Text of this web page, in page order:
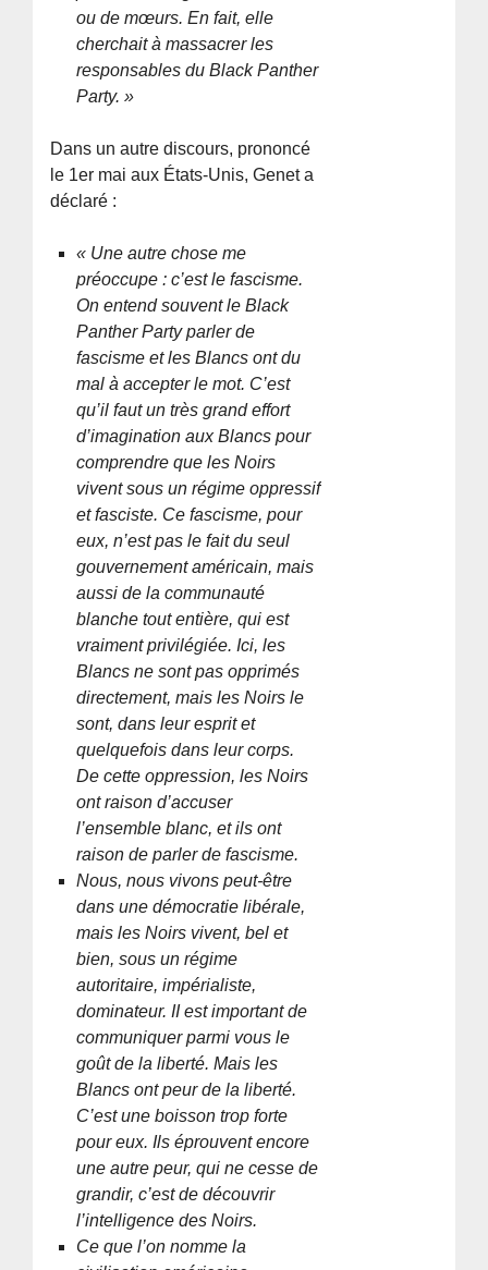
ou de mœurs. En fait, elle
cherchait à massacrer les
responsables du Black Panther
Party. »
Dans un autre discours, prononcé
le 1er mai aux États-Unis, Genet a
déclaré :
« Une autre chose me
préoccupe : c’est le fascisme.
On entend souvent le Black
Panther Party parler de
fascisme et les Blancs ont du
mal à accepter le mot. C’est
qu’il faut un très grand effort
d’imagination aux Blancs pour
comprendre que les Noirs
vivent sous un régime oppressif
et fasciste. Ce fascisme, pour
eux, n’est pas le fait du seul
gouvernement américain, mais
aussi de la communauté
blanche tout entière, qui est
vraiment privilégiée. Ici, les
Blancs ne sont pas opprimés
directement, mais les Noirs le
sont, dans leur esprit et
quelquefois dans leur corps.
De cette oppression, les Noirs
ont raison d’accuser
l’ensemble blanc, et ils ont
raison de parler de fascisme.
Nous, nous vivons peut-être
dans une démocratie libérale,
mais les Noirs vivent, bel et
bien, sous un régime
autoritaire, impérialiste,
dominateur. II est important de
communiquer parmi vous le
goût de la liberté. Mais les
Blancs ont peur de la liberté.
C’est une boisson trop forte
pour eux. Ils éprouvent encore
une autre peur, qui ne cesse de
grandir, c’est de découvrir
l’intelligence des Noirs.
Ce que l’on nomme la